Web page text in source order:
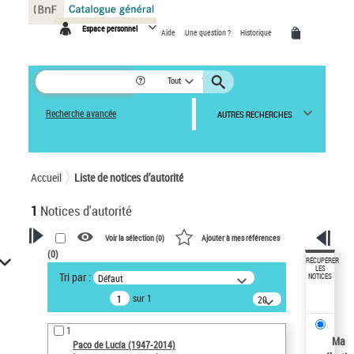
Espace personnel Aide Une question ? Historique
Tout
Recherche avancée AUTRES RECHERCHES
Accueil Liste de notices d’autorité
1 Notices d'autorité
VOTRE RECHERCHE
Recherche avancée dans les
notices d’autorité
Œuvres liées à l'auteur :
Paco de Lucía (1947-2014)
Voir la sélection (0) Ajouter à mes références
(0)
Tri par : Défaut
sur 1
20
résultats/page
1
Paco de Lucía (1947-2014)
RÉCUPÉRER
LES
NOTICES
Ma
Panneau de gestion des cookies